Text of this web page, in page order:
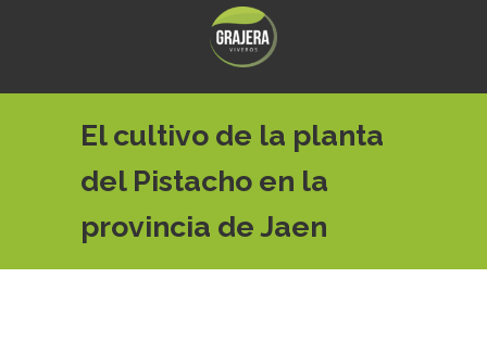
El cultivo de la planta
del Pistacho en la
provincia de Jaen